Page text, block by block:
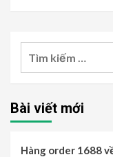
Bài viết mới
Hàng order 1688